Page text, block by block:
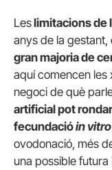
Leslimitacions de
anys de la gestant,
gran majoria de
aquí comencen les
negoci de què
artificial pot
fecundacióin vitro
ovodonació, més
una possible